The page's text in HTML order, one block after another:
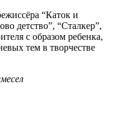
“Каток и
детство”, “Сталкер”,
с образом ребенка,
тем в творчестве